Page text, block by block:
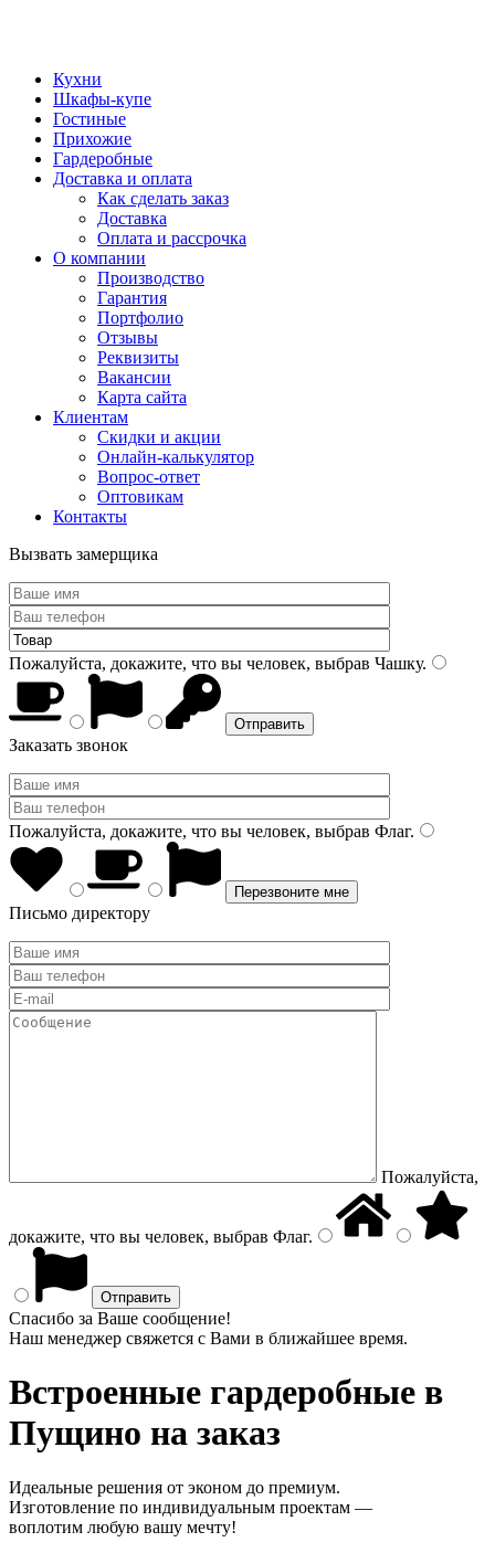
Кухни
Шкафы-купе
Гостиные
Прихожие
Гардеробные
Доставка и оплата
Как сделать заказ
Доставка
Оплата и рассрочка
О компании
Производство
Гарантия
Портфолио
Отзывы
Реквизиты
Вакансии
Карта сайта
Клиентам
Скидки и акции
Онлайн-калькулятор
Вопрос-ответ
Оптовикам
Контакты
Вызвать замерщика
Пожалуйста, докажите, что вы человек, выбрав Чашку.
Заказать звонок
Пожалуйста, докажите, что вы человек, выбрав Флаг.
Письмо директору
Пожалуйста,
докажите, что вы человек, выбрав Флаг.
Спасибо за Ваше сообщение!
Наш менеджер свяжется с Вами в ближайшее время.
Встроенные гардеробные в
Пущино на заказ
Идеальные решения от эконом до премиум.
Изготовление по индивидуальным проектам —
воплотим любую вашу мечту!